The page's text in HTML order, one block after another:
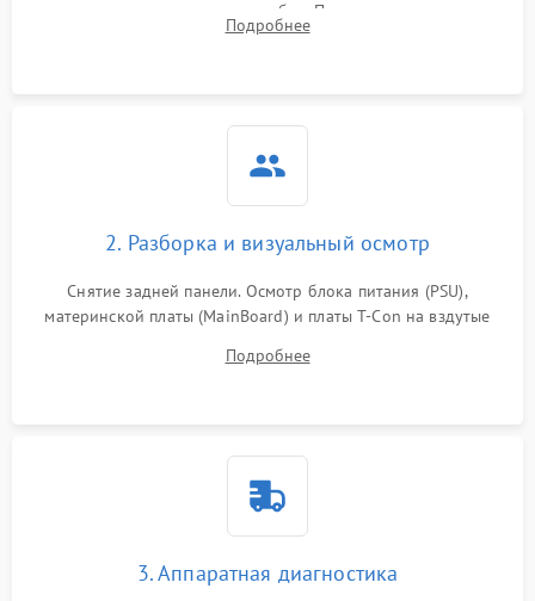
подсветки и индикаторов ошибок. Подключение тестовых
источников сигнала для выявления симптомов поломки.
Подробнее
2. Разборка и визуальный осмотр
Снятие задней панели. Осмотр блока питания (PSU),
материнской платы (MainBoard) и платы T-Con на вздутые
Проверка надежности фиксации и целостности шлейфов.
Подробнее
3. Аппаратная диагностика